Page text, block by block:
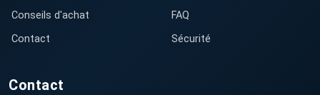
Conseils d'achat
Contact
FAQ
Sécurité
Contact